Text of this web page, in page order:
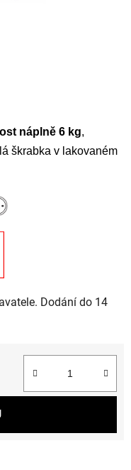
náplně 6 kg,
škrabka v lakovaném
Dodání do 14